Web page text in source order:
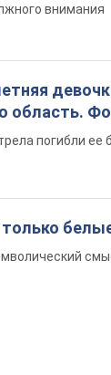
внимания
область.
погибли ее